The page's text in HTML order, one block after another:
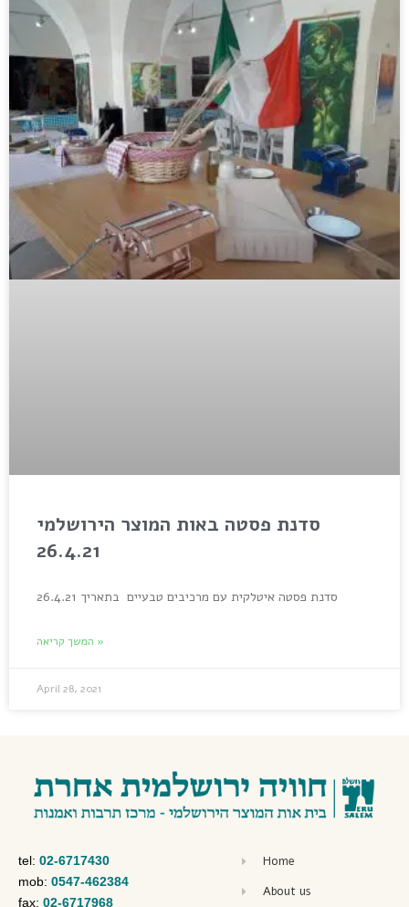
סדנת פסטה באות המוצר הירושלמי
26.4.21
סדנת פסטה איטלקית עם מרכיבים טבעיים בתאריך 26.4.21
המשך קריאה »
April 28, 2021
tel: 02-6717430
mob: 0547-462384
fax: 02-6717968
Home
About us